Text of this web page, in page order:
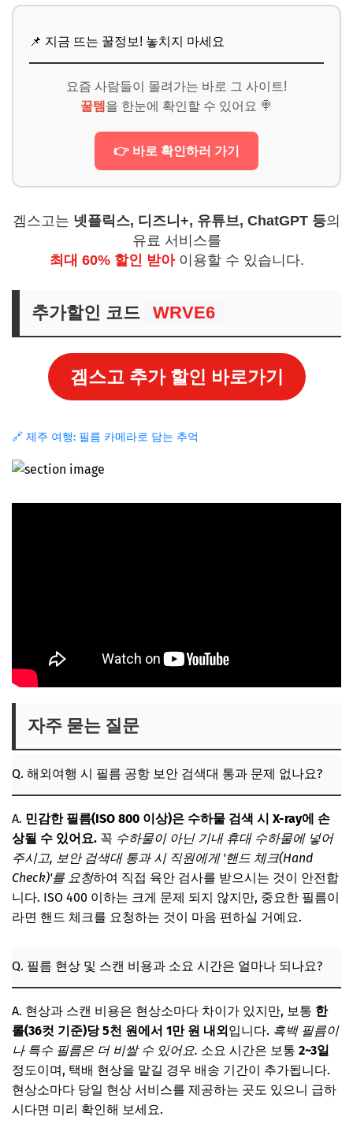
📌 지금 뜨는 꿀정보! 놓치지 마세요
요즘 사람들이 몰려가는 바로 그 사이트!
꿀템 을 한눈에 확인할 수 있어요 🍭
👉 바로 확인하러 가기
겜스고는 넷플릭스, 디즈니+, 유튜브, ChatGPT 등의
유료 서비스를
최대 60% 할인 받아이용할 수 있습니다.
추가할인 코드 WRVE6
겜스고 추가 할인 바로가기
🔗 제주 여행: 필름 카메라로 담는 추억
자주 묻는 질문
Q. 해외여행 시 필름 공항 보안 검색대 통과 문제 없나요?
A. 민감한 필름(ISO 800 이상)은 수하물 검색 시 X-ray에 손
상될 수 있어요. 꼭 수하물이 아닌 기내 휴대 수하물에 넣어
주시고, 보안 검색대 통과 시 직원에게 '핸드 체크(Hand
Check)'를 요청하여 직접 육안 검사를 받으시는 것이 안전합
니다. ISO 400 이하는 크게 문제 되지 않지만, 중요한 필름이
라면 핸드 체크를 요청하는 것이 마음 편하실 거예요.
Q. 필름 현상 및 스캔 비용과 소요 시간은 얼마나 되나요?
A. 현상과 스캔 비용은 현상소마다 차이가 있지만, 보통 한
롤(36컷 기준)당 5천 원에서 1만 원 내외 입니다. 흑백 필름이
나 특수 필름은 더 비쌀 수 있어요. 소요 시간은 보통 2~3일
정도이며, 택배 현상을 맡길 경우 배송 기간이 추가됩니다.
현상소마다 당일 현상 서비스를 제공하는 곳도 있으니 급하
시다면 미리 확인해 보세요.